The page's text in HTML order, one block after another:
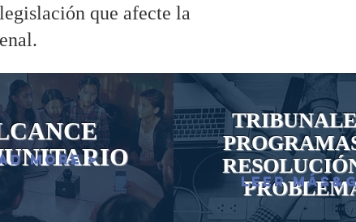
que afecte la
More >
Leer